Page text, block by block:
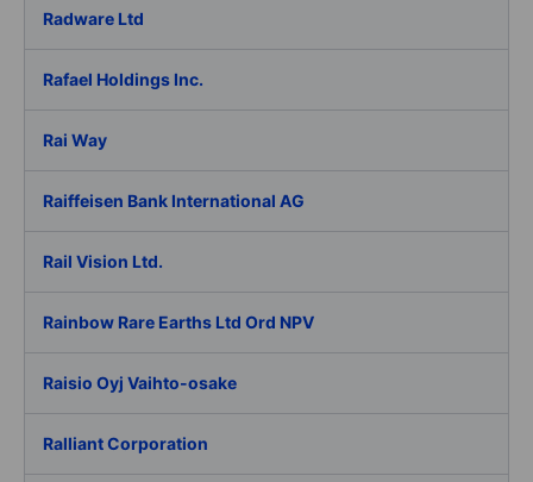
Radware Ltd
Rafael Holdings Inc.
Rai Way
Raiffeisen Bank International AG
Rail Vision Ltd.
Rainbow Rare Earths Ltd Ord NPV
Raisio Oyj Vaihto-osake
Ralliant Corporation